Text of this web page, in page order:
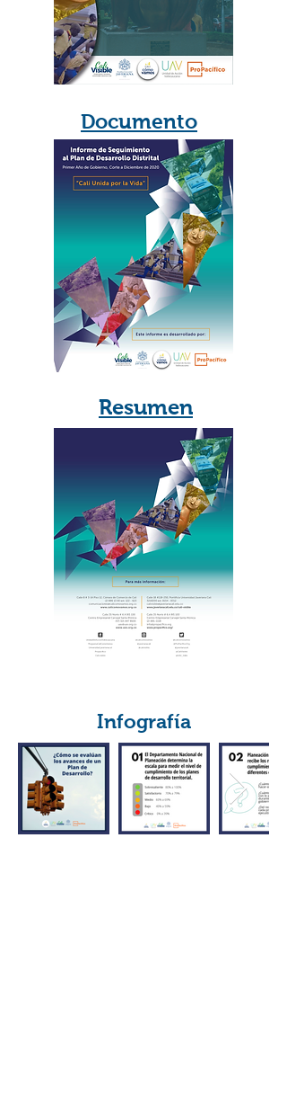
Documento
Resumen
Infografía